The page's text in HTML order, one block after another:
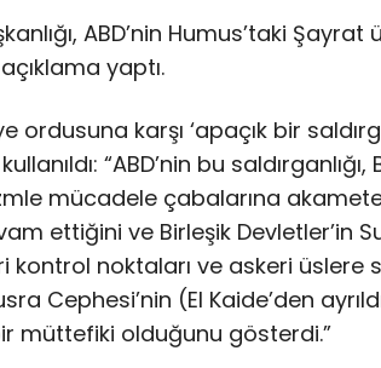
ABD’nin Humus’taki Şayrat
yaptı.
ordusuna karşı ‘apaçık bir
“ABD’nin bu
mücadele çabalarına
ettiğini ve Birleşik Devletler’in
kontrol noktaları ve askeri üslere
Cephesi’nin (El Kaide’den
müttefiki olduğunu gösterdi.”